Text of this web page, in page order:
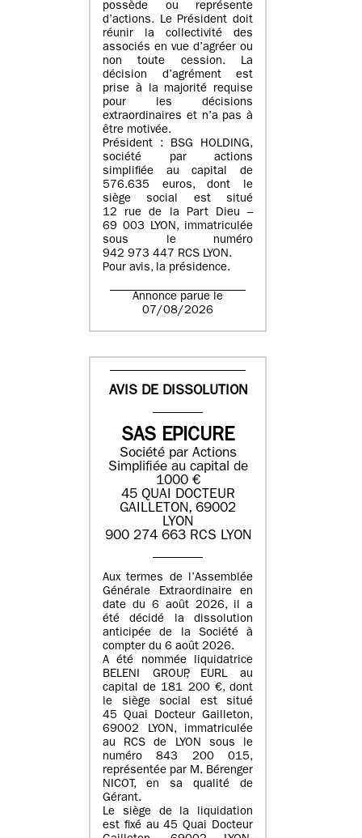
possède ou représente
d’actions. Le Président doit
réunir la collectivité des
associés en vue d’agréer ou
non toute cession. La
décision d’agrément est
prise à la majorité requise
pour les décisions
extraordinaires et n’a pas à
être motivée.
Président : BSG HOLDING,
société par actions
simplifiée au capital de
576.635 euros, dont le
siège social est situé
12 rue de la Part Dieu –
69 003 LYON, immatriculée
sous le numéro
942 973 447 RCS LYON.
Pour avis, la présidence.
Annonce parue le
07/08/2026
AVIS DE DISSOLUTION
SAS EPICURE
Société par Actions
Simplifiée au capital de
1000 €
45 QUAI DOCTEUR
GAILLETON, 69002
LYON
900 274 663 RCS LYON
Aux termes de l’Assemblée
Générale Extraordinaire en
date du 6 août 2026, il a
été décidé la dissolution
anticipée de la Société à
compter du 6 août 2026.
A été nommée liquidatrice
BELENI GROUP, EURL au
capital de 181 200 €, dont
le siège social est situé
45 Quai Docteur Gailleton,
69002 LYON, immatriculée
au RCS de LYON sous le
numéro 843 200 015,
représentée par M. Bérenger
NICOT, en sa qualité de
Gérant.
Le siège de la liquidation
est fixé au45 Quai Docteur